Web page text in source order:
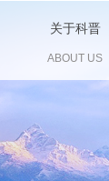
ABOUT US
关于科晋